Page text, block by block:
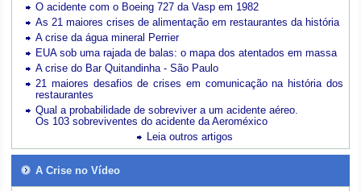
O acidente com o Boeing 727 da Vasp em 1982
As 21 maiores crises de alimentação em restaurantes da história
A crise da água mineral Perrier
EUA sob uma rajada de balas: o mapa dos atentados em massa
A crise do Bar Quitandinha - São Paulo
21 maiores desafios de crises em comunicação na história dos
restaurantes
Qual a probabilidade de sobreviver a um acidente aéreo.
Os 103 sobreviventes do acidente da Aeroméxico
Leia outros artigos
A Crise no Vídeo